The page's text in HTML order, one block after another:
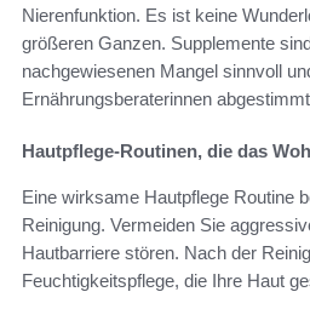
Nierenfunktion. Es ist keine
größeren Ganzen. Supplemente
nachgewiesenen Mangel sinnvoll
Ernährungsberaterinnen
Hautpflege-Routinen, die das
Eine wirksame Hautpflege Routine
Reinigung. Vermeiden Sie
Hautbarriere stören. Nach der
Feuchtigkeitspflege, die Ihre Haut